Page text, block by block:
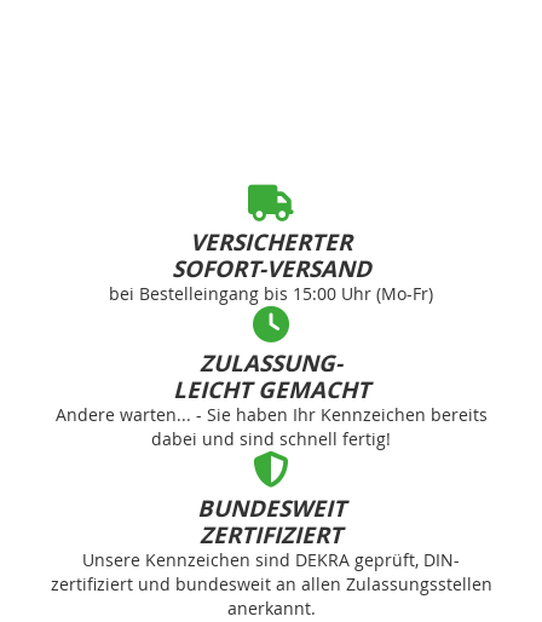
VERSICHERTER
SOFORT-VERSAND
bei Bestelleingang bis 15:00 Uhr (Mo-Fr)
ZULASSUNG-
LEICHT GEMACHT
Andere warten... - Sie haben Ihr Kennzeichen bereits
dabei und sind schnell fertig!
BUNDESWEIT
ZERTIFIZIERT
Unsere Kennzeichen sind DEKRA geprüft, DIN-
zertifiziert und bundesweit an allen Zulassungsstellen
anerkannt.